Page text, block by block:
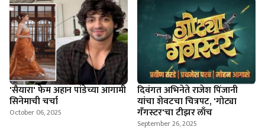
'सैयारा' फेम अहान पांडेच्या आगामी
सिनेमाची चर्चा
October 06, 2025
दिवंगत अभिनेते राजेश पिंजानी
यांचा शेवटचा चित्रपट, 'गोट्या
गँगस्टर'चा टीझर लाँच
September 26, 2025